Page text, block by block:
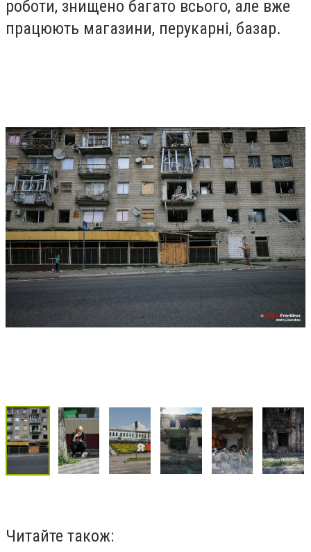
роботи, знищено багато всього, але вже
працюють магазини, перукарні, базар.
Читайте також: